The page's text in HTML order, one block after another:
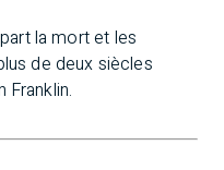
la mort et les
de deux siècles
Franklin.